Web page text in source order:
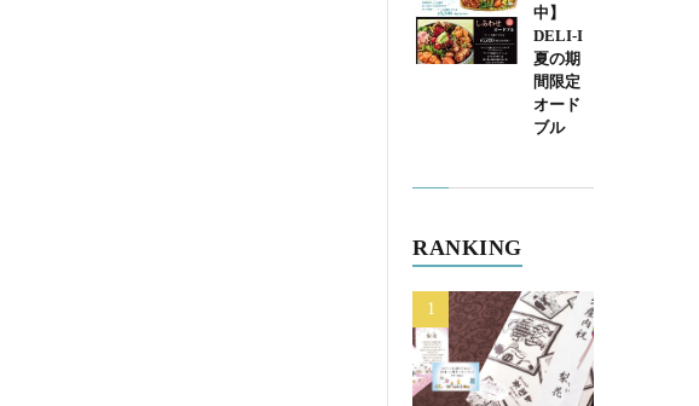
中】
DELI-I
夏の期
間限定
オード
ブル
RANKING